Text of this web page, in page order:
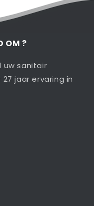
OM ?
uw sanitair
jaar ervaring in